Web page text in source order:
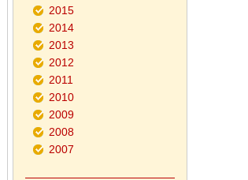
2015
2014
2013
2012
2011
2010
2009
2008
2007